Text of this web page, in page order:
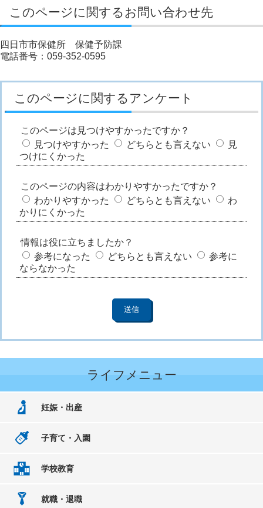
このページに関するお問い合わせ先
四日市市保健所 保健予防課
電話番号：059-352-0595
このページに関するアンケート
このページは見つけやすかったですか？
見つけやすかった
どちらとも言えない
見
つけにくかった
このページの内容はわかりやすかったですか？
わかりやすかった
どちらとも言えない
わ
かりにくかった
情報は役に立ちましたか？
参考になった
どちらとも言えない
参考に
ならなかった
ライフメニュー
妊娠・出産
子育て・入園
学校教育
就職・退職